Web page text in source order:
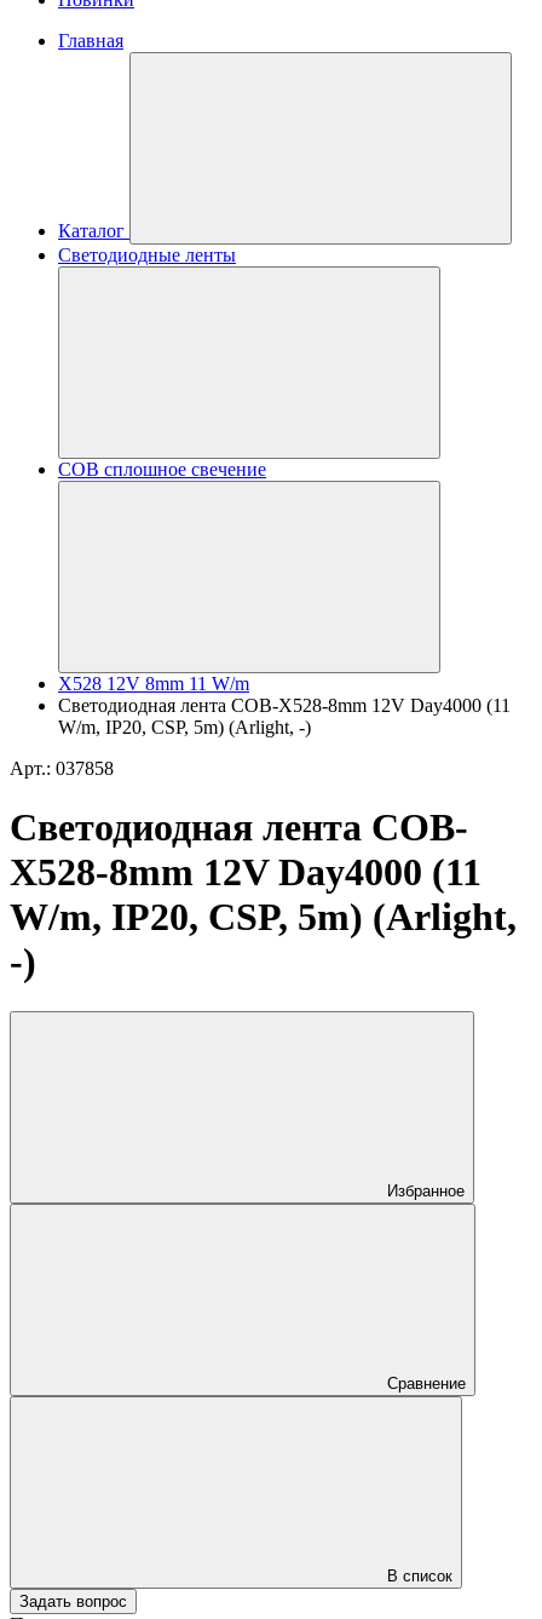
Главная
Каталог
Светодиодные ленты
COB сплошное свечение
X528 12V 8mm 11 W/m
Светодиодная лента COB-X528-8mm 12V Day4000 (11
W/m, IP20, CSP, 5m) (Arlight, -)
Арт.: 037858
Светодиодная лента COB-
X528-8mm 12V Day4000 (11
W/m, IP20, CSP, 5m) (Arlight,
-)
Избранное
Сравнение
В список
Задать вопрос